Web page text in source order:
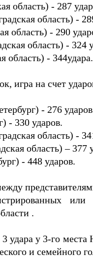
область) - 287
область) -
область) - 290
область) - 324
область) - 344удара.
игра на счет
- 276
- 330 ударов.
область) -
область) – 377
- 448 ударов.
.
удара у 3-го
и